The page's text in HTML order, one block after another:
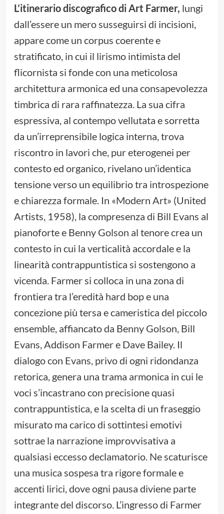
L’itinerario discografico di Art Farmer, lungi
dall’essere un mero susseguirsi di incisioni,
appare come un corpus coerente e
stratificato, in cui il lirismo intimista del
flicornista si fonde con una meticolosa
architettura armonica ed una consapevolezza
timbrica di rara raffinatezza. La sua cifra
espressiva, al contempo vellutata e sorretta
da un’irreprensibile logica interna, trova
riscontro in lavori che, pur eterogenei per
contesto ed organico, rivelano un’identica
tensione verso un equilibrio tra introspezione
e chiarezza formale. In «Modern Art» (United
Artists, 1958), la compresenza di Bill Evans al
pianoforte e Benny Golson al tenore crea un
contesto in cui la verticalità accordale e la
linearità contrappuntistica si sostengono a
vicenda. Farmer si colloca in una zona di
frontiera tra l’eredità hard bop e una
concezione più tersa e cameristica del piccolo
ensemble, affiancato da Benny Golson, Bill
Evans, Addison Farmer e Dave Bailey. Il
dialogo con Evans, privo di ogni ridondanza
retorica, genera una trama armonica in cui le
voci s’incastrano con precisione quasi
contrappuntistica, e la scelta di un fraseggio
misurato ma carico di sottintesi emotivi
sottrae la narrazione improvvisativa a
qualsiasi eccesso declamatorio. Ne scaturisce
una musica sospesa tra rigore formale e
accenti lirici, dove ogni pausa diviene parte
integrante del discorso. L’ingresso di Farmer